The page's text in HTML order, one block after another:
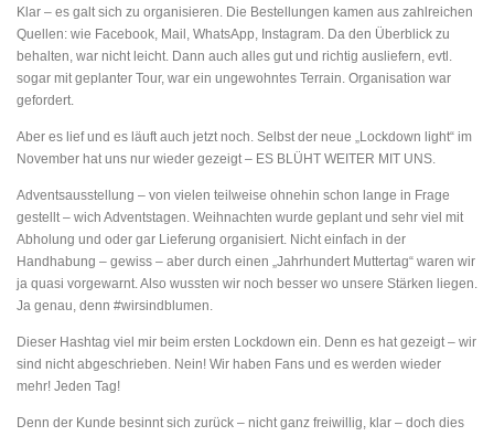
Klar – es galt sich zu organisieren. Die Bestellungen kamen aus zahlreichen
Quellen: wie Facebook, Mail, WhatsApp, Instagram. Da den Überblick zu
behalten, war nicht leicht. Dann auch alles gut und richtig ausliefern, evtl.
sogar mit geplanter Tour, war ein ungewohntes Terrain. Organisation war
gefordert.
Aber es lief und es läuft auch jetzt noch. Selbst der neue „Lockdown light“ im
November hat uns nur wieder gezeigt – ES BLÜHT WEITER MIT UNS.
Adventsausstellung – von vielen teilweise ohnehin schon lange in Frage
gestellt – wich Adventstagen. Weihnachten wurde geplant und sehr viel mit
Abholung und oder gar Lieferung organisiert. Nicht einfach in der
Handhabung – gewiss – aber durch einen „Jahrhundert Muttertag“ waren wir
ja quasi vorgewarnt. Also wussten wir noch besser wo unsere Stärken liegen.
Ja genau, denn #wirsindblumen.
Dieser Hashtag viel mir beim ersten Lockdown ein. Denn es hat gezeigt – wir
sind nicht abgeschrieben. Nein! Wir haben Fans und es werden wieder
mehr! Jeden Tag!
Denn der Kunde besinnt sich zurück – nicht ganz freiwillig, klar – doch dies